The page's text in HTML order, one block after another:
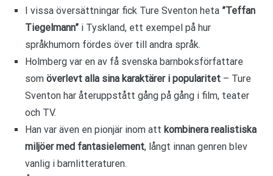
I vissa översättningar fick Ture Sventon heta ”Teffan
Tiegelmann”i Tyskland, ett exempel på hur
språkhumorn fördes över till andra språk.
Holmberg var en av få svenska barnboksförfattare
som överlevt alla sina karaktärer i popularitet– Ture
Sventon har återuppstått gång på gång i film, teater
och TV.
Han var även en pionjär inom att kombinera realistiska
miljöer med fantasielement, långt innan genren blev
vanlig i barnlitteraturen.